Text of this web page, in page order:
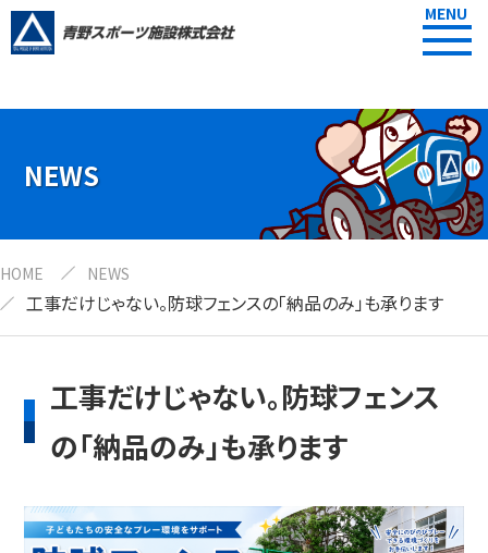
MENU
NEWS
HOME NEWS
工事だけじゃない。防球フェンスの「納品のみ」も承ります
工事だけじゃない。防球フェンス
の「納品のみ」も承ります